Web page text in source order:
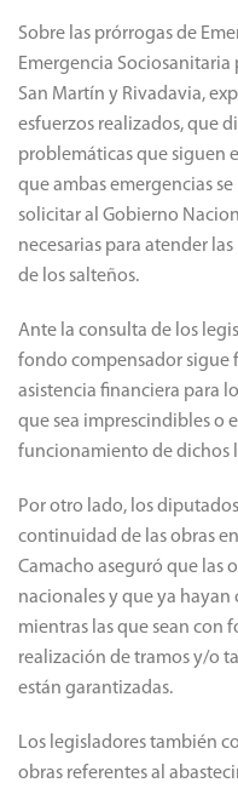
Sobre las prórrogas de
Emergencia
San Martín y Rivadavia,
esfuerzos realizados, que
problemáticas que siguen
que ambas emergencias
solicitar al Gobierno
necesarias para atender
de los salteños.
Ante la consulta de los
fondo compensador sigue
asistencia financiera para
que sea imprescindibles o
funcionamiento de dichos
Por otro lado, los
continuidad de las obras
Camacho aseguró que las
nacionales y que ya hayan
mientras las que sean con
realización de tramos y/o
están garantizadas.
Los legisladores también
obras referentes al